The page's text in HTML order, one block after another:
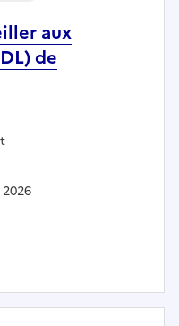
aux
de
/ AP - Conseiller aux